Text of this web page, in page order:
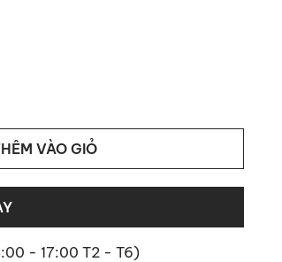
VÀO GIỎ
- 17:00 T2 - T6)